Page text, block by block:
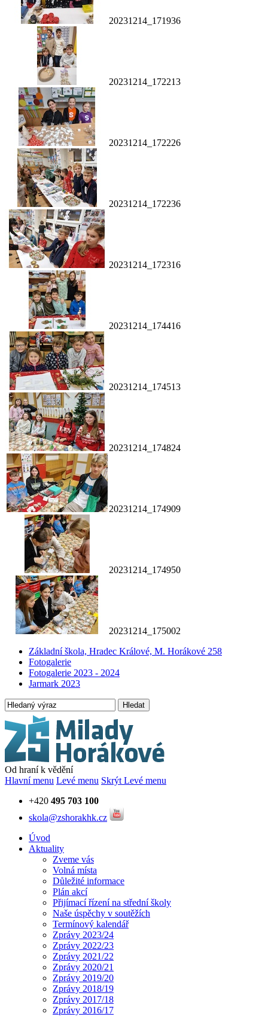
20231214_171936
20231214_172213
20231214_172226
20231214_172236
20231214_172316
20231214_174416
20231214_174513
20231214_174824
20231214_174909
20231214_174950
20231214_175002
Základní škola, Hradec Králové, M. Horákové 258
Fotogalerie
Fotogalerie 2023 - 2024
Jarmark 2023
Hledat
Od hraní k vědění
Hlavní menu Levé menu Skrýt Levé menu
+420 495 703 100
skola@zshorakhk.cz
Úvod
Aktuality
Zveme vás
Volná místa
Důležité informace
Plán akcí
Přijímací řízení na střední školy
Naše úspěchy v soutěžích
Termínový kalendář
Zprávy 2023/24
Zprávy 2022/23
Zprávy 2021/22
Zprávy 2020/21
Zprávy 2019/20
Zprávy 2018/19
Zprávy 2017/18
Zprávy 2016/17